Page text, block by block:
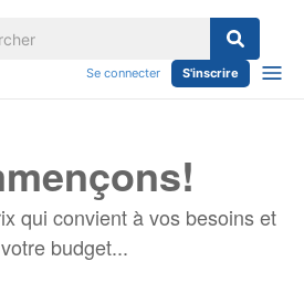
Se connecter S'inscrire
qui convient à vos besoins et
budget...